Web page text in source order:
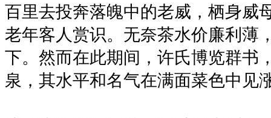
百里去投奔落魄中的老威，栖身威
老年客人赏识。无奈茶水价廉利薄
下。然而在此期间，许氏博览群书
泉，其水平和名气在满面菜色中见